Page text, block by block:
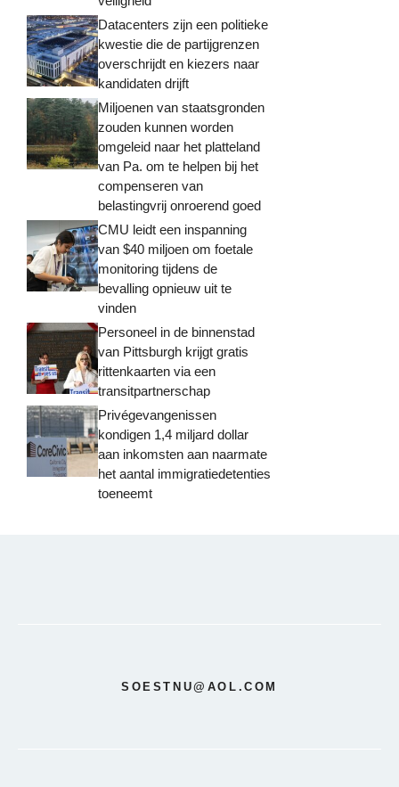
Datacenters zijn een politieke
kwestie die de partijgrenzen
overschrijdt en kiezers naar
kandidaten drijft
Miljoenen van staatsgronden
zouden kunnen worden
omgeleid naar het platteland
van Pa. om te helpen bij het
compenseren van
belastingvrij onroerend goed
CMU leidt een inspanning
van $40 miljoen om foetale
monitoring tijdens de
bevalling opnieuw uit te
vinden
Personeel in de binnenstad
van Pittsburgh krijgt gratis
rittenkaarten via een
transitpartnerschap
Privégevangenissen
kondigen 1,4 miljard dollar
aan inkomsten aan naarmate
het aantal immigratiedetenties
toeneemt
SOESTNU@AOL.COM